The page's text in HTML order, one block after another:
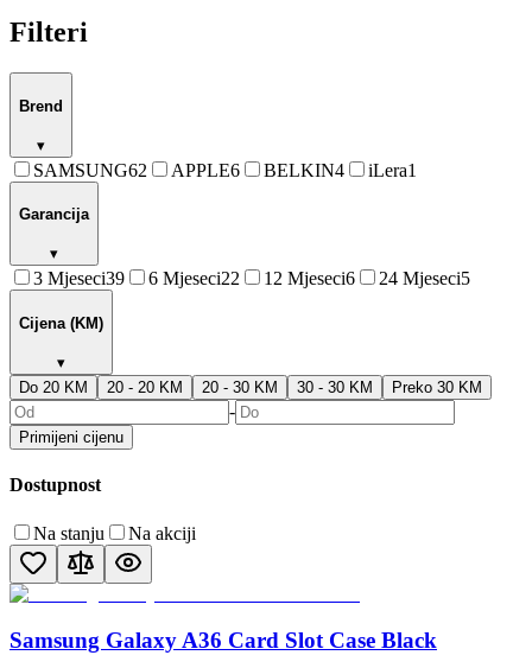
Filteri
Brend
▾
SAMSUNG62 APPLE6 BELKIN4 iLera1
Garancija
▾
3 Mjeseci39 6 Mjeseci22 12 Mjeseci6 24 Mjeseci5
Cijena (KM)
▾
Do 20 KM
20 - 20 KM 20 - 30 KM 30 - 30 KM Preko 30 KM
-
Primijeni cijenu
Dostupnost
Na stanju Na akciji
Samsung Galaxy A36 Card Slot Case Black